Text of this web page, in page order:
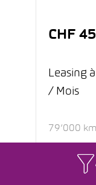
CHF
Leasing
/ Mois
79’000 km
Diesel